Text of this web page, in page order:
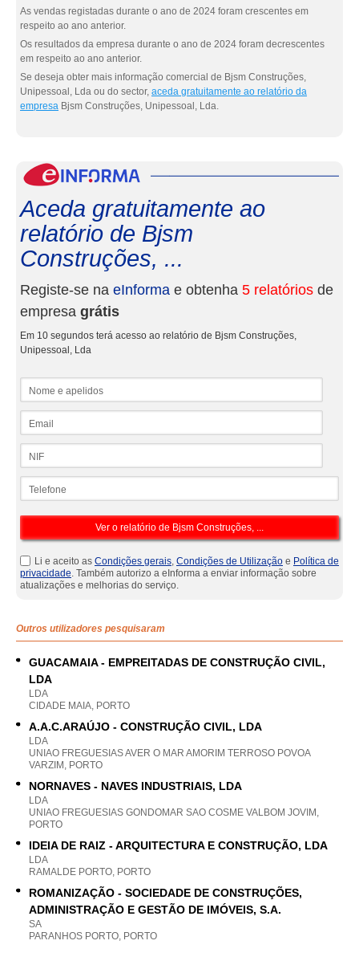
As vendas registadas durante o ano de 2024 foram crescentes em
respeito ao ano anterior.
Os resultados da empresa durante o ano de 2024 foram decrescentes
em respeito ao ano anterior.
Se deseja obter mais informação comercial de Bjsm Construções,
Unipessoal, Lda ou do sector, aceda gratuitamente ao relatório da
empresa Bjsm Construções, Unipessoal, Lda.
Aceda gratuitamente ao
relatório de Bjsm
Construções, ...
Registe-se na eInforma e obtenha 5 relatórios de
empresa grátis
Em 10 segundos terá acesso ao relatório de Bjsm Construções,
Unipessoal, Lda
Li e aceito as Condições gerais, Condições de Utilização e Política de
privacidade. Também autorizo a eInforma a enviar informação sobre
atualizações e melhorias do serviço.
Outros utilizadores pesquisaram
GUACAMAIA - EMPREITADAS DE CONSTRUÇÃO CIVIL,
LDA
LDA
CIDADE MAIA, PORTO
A.A.C.ARAÚJO - CONSTRUÇÃO CIVIL, LDA
LDA
UNIAO FREGUESIAS AVER O MAR AMORIM TERROSO POVOA
VARZIM, PORTO
NORNAVES - NAVES INDUSTRIAIS, LDA
LDA
UNIAO FREGUESIAS GONDOMAR SAO COSME VALBOM JOVIM,
PORTO
IDEIA DE RAIZ - ARQUITECTURA E CONSTRUÇÃO, LDA
LDA
RAMALDE PORTO, PORTO
ROMANIZAÇÃO - SOCIEDADE DE CONSTRUÇÕES,
ADMINISTRAÇÃO E GESTÃO DE IMÓVEIS, S.A.
SA
PARANHOS PORTO, PORTO